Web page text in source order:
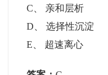
C
亲和层析
D 、选择性沉淀
E
超速离心